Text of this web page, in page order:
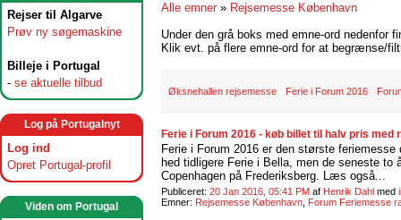
Rejser til Algarve
Prøv ny søgemaskine
Billeje i Portugal
- se aktuelle tilbud
Log på Portugalnyt
Log ind
Opret Portugal-profil
Viden om Portugal
Alle emner » Rejsemesse København
Under den grå boks med emne-ord nedenfor
Klik evt. på flere emne-ord for at begrænse/
Øksnehallen rejsemesse Ferie i Forum 2016
Ferie i Forum 2016 - køb billet til halv pris
Ferie i Forum 2016 er den største
hed tidligere Ferie i Bella, men de seneste
Copenhagen på Frederiksberg. Læs også...
Publiceret: 20 Jan 2016, 05:41 PM af Henrik Dahl med
Emner: Rejsemesse København Forum Feriemesse